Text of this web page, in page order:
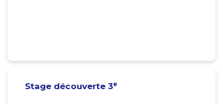
Stage découverte 3e